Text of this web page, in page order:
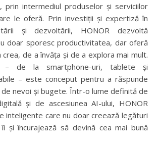
prin intermediul produselor și serviciilor
le oferă. Prin investiții și expertiză în
și dezvoltării, HONOR dezvoltă
doar sporesc productivitatea, dar oferă
de a învăța și de a explora mai mult.
– de la smartphone-uri, tablete și
– este conceput pentru a răspunde
nevoi și bugete. Într-o lume definită de
și de ascesiunea AI-ului, HONOR
inteligente care nu doar creează legături
și încurajează să devină cea mai bună